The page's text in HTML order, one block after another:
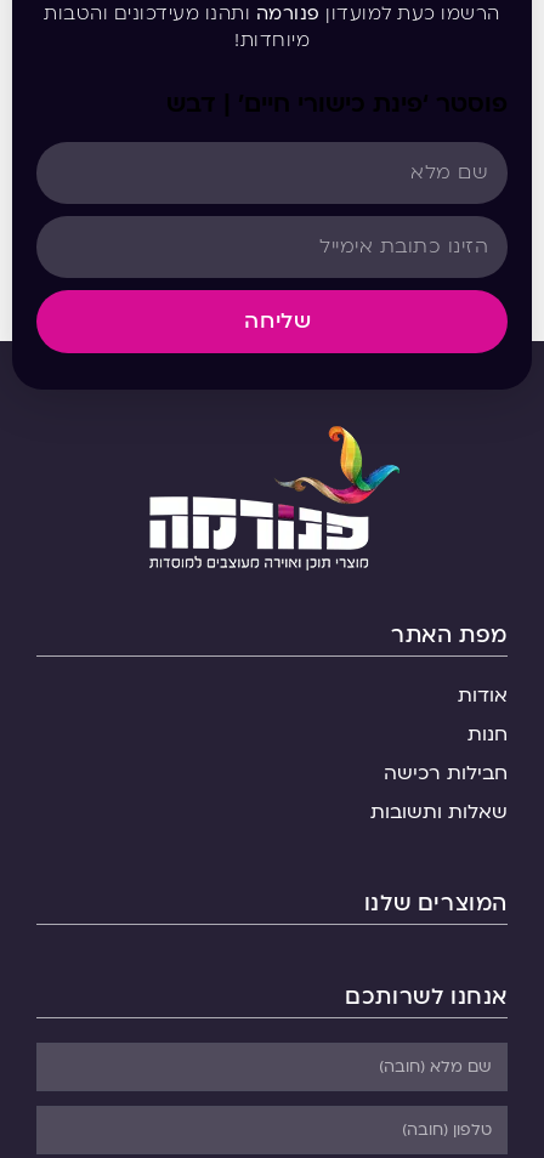
הרשמו כעת למועדון פנורמה ותהנו מעידכונים והטבות
מיוחדות!
פוסטר ‘פינת כישורי חיים’ | דבש
שליחה
מפת האתר
אודות
חנות
חבילות רכישה
שאלות ותשובות
המוצרים שלנו
אנחנו לשרותכם